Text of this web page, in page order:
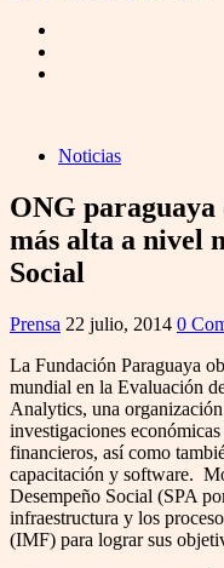
Noticias
ONG
más alta a nivel
Social
Prensa 22 julio, 2014 0
La Fundación Paraguaya
mundial en la Evaluación
Analytics, una
investigaciones
financieros, así como
capacitación y software.
Desempeño Social (SPA
infraestructura y los
(IMF) para lograr sus